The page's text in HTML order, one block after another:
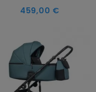
459,00 €